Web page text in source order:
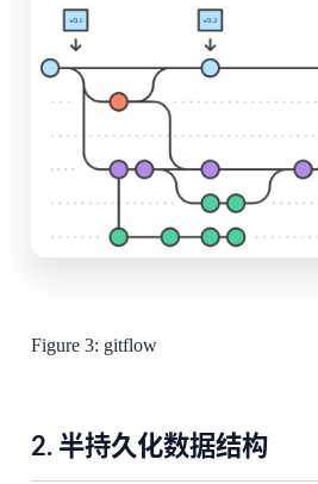
Figure 3: gitflow
2.半持久化数据结构